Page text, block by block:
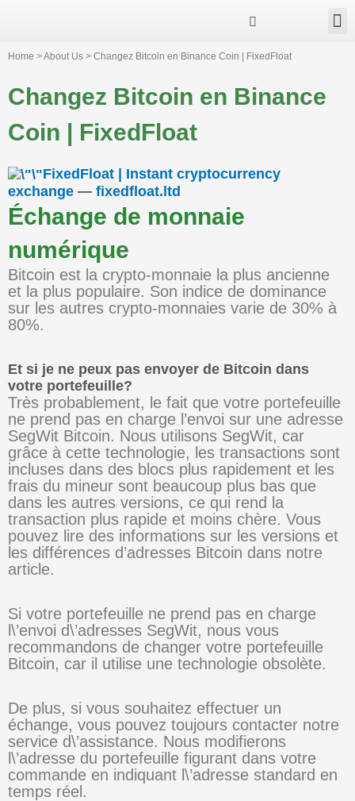
Home > About Us > Changez Bitcoin en Binance Coin | FixedFloat
Changez Bitcoin en Binance
Coin | FixedFloat
FixedFloat | Instant cryptocurrency
exchange — fixedfloat.ltd
Échange de monnaie
numérique
Bitcoin est la crypto-monnaie la plus ancienne
et la plus populaire. Son indice de dominance
sur les autres crypto-monnaies varie de 30% à
80%.
Et si je ne peux pas envoyer de Bitcoin dans
votre portefeuille?
Très probablement, le fait que votre portefeuille
ne prend pas en charge l’envoi sur une adresse
SegWit Bitcoin. Nous utilisons SegWit, car
grâce à cette technologie, les transactions sont
incluses dans des blocs plus rapidement et les
frais du mineur sont beaucoup plus bas que
dans les autres versions, ce qui rend la
transaction plus rapide et moins chère. Vous
pouvez lire des informations sur les versions et
les différences d’adresses Bitcoin dans notre
article.
Si votre portefeuille ne prend pas en charge
l\’envoi d\’adresses SegWit, nous vous
recommandons de changer votre portefeuille
Bitcoin, car il utilise une technologie obsolète.
De plus, si vous souhaitez effectuer un
échange, vous pouvez toujours contacter notre
service d\’assistance. Nous modifierons
l\’adresse du portefeuille figurant dans votre
commande en indiquant l\’adresse standard en
temps réel.